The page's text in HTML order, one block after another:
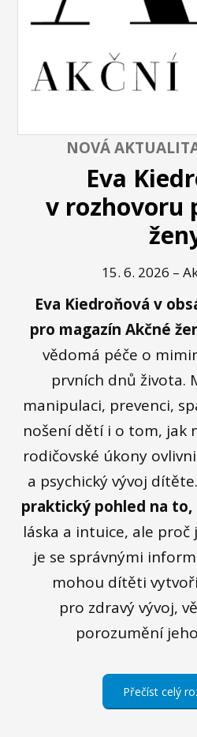
NOVÁ
Eva
v rozhovoru
15. 6. 2026 –
Eva Kiedroňová v
pro magazín Akčné
vědomá péče o
prvních dnů života.
manipulaci, prevenci,
nošení dětí i o tom, jak
rodičovské úkony
a psychický vývoj dítěte.
praktický pohled na to,
láska a intuice, ale
je se správnými
mohou dítěti
pro zdravý vývoj,
porozumění
Přečíst celý